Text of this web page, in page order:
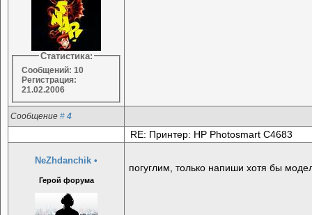
Статистика:
Сообщений: 10
Регистрация:
21.02.2006
Сообщение # 4
RE: Принтер: HP Photosmart C4683
NeZhdanchik •
Герой форума
погуглим, только напиши хотя бы